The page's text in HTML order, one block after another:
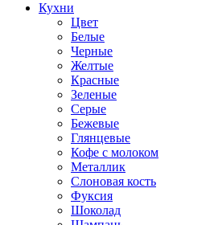
Кухни
Цвет
Белые
Черные
Желтые
Красные
Зеленые
Серые
Бежевые
Глянцевые
Кофе с молоком
Металлик
Слоновая кость
Фуксия
Шоколад